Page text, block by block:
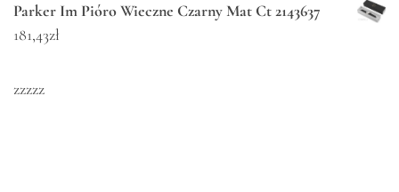
Parker Im Pióro Wieczne Czarny Mat Ct 2143637
181,43zł
zzzzz